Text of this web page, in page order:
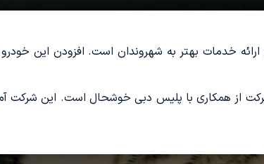
خدمات بهتر به شهروندان است. افزودن این خودرو
از همکاری با پلیس دبی خوشحال است. این شرکت